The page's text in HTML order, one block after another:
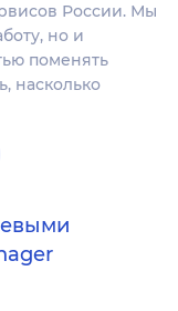
России. Мы
но и
поменять
насколько